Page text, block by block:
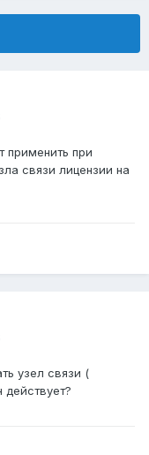
применить при
связи лицензии на
узел связи (